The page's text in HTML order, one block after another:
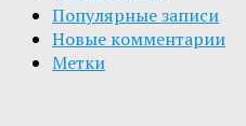
Популярные записи
Новые комментарии
Метки